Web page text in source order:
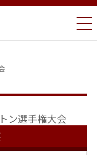
ン選手権大会